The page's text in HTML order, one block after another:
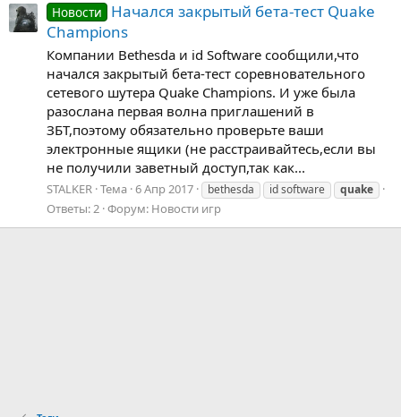
Новости
Начался закрытый бета-тест Quake
Champions
Компании Bethesda и id Software сообщили,что
начался закрытый бета-тест соревновательного
сетевого шутера Quake Champions. И уже была
разослана первая волна приглашений в
ЗБТ,поэтому обязательно проверьте ваши
электронные ящики (не расстраивайтесь,если вы
не получили заветный доступ,так как...
STALKER Тема 6 Апр 2017 bethesda id software quake
Ответы: 2 Форум: Новости игр